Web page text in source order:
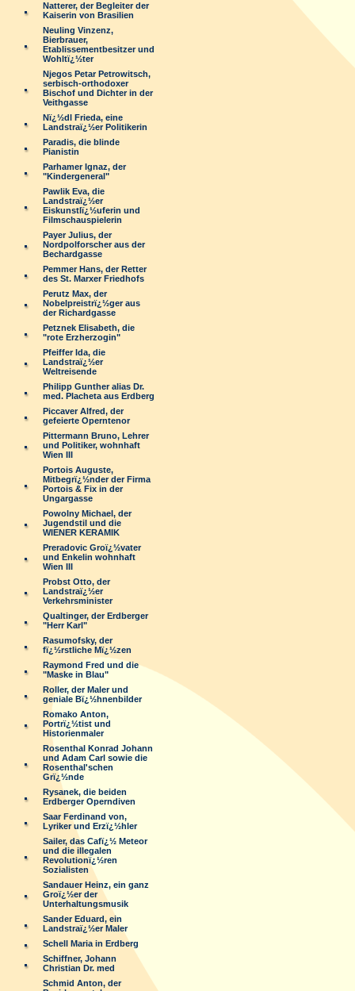
Natterer, der Begleiter der
Kaiserin von Brasilien
Neuling Vinzenz,
Bierbrauer,
Etablissementbesitzer und
Wohltï¿½ter
Njegos Petar Petrowitsch,
serbisch-orthodoxer
Bischof und Dichter in der
Veithgasse
Nï¿½dl Frieda, eine
Landstraï¿½er Politikerin
Paradis, die blinde
Pianistin
Parhamer Ignaz, der
"Kindergeneral"
Pawlik Eva, die
Landstraï¿½er
Eiskunstlï¿½uferin und
Filmschauspielerin
Payer Julius, der
Nordpolforscher aus der
Bechardgasse
Pemmer Hans, der Retter
des St. Marxer Friedhofs
Perutz Max, der
Nobelpreistrï¿½ger aus
der Richardgasse
Petznek Elisabeth, die
"rote Erzherzogin"
Pfeiffer Ida, die
Landstraï¿½er
Weltreisende
Philipp Gunther alias Dr.
med. Placheta aus Erdberg
Piccaver Alfred, der
gefeierte Operntenor
Pittermann Bruno, Lehrer
und Politiker, wohnhaft
Wien III
Portois Auguste,
Mitbegrï¿½nder der Firma
Portois & Fix in der
Ungargasse
Powolny Michael, der
Jugendstil und die
WIENER KERAMIK
Preradovic Groï¿½vater
und Enkelin wohnhaft
Wien III
Probst Otto, der
Landstraï¿½er
Verkehrsminister
Qualtinger, der Erdberger
"Herr Karl"
Rasumofsky, der
fï¿½rstliche Mï¿½zen
Raymond Fred und die
"Maske in Blau"
Roller, der Maler und
geniale Bï¿½hnenbilder
Romako Anton,
Portrï¿½tist und
Historienmaler
Rosenthal Konrad Johann
und Adam Carl sowie die
Rosenthal'schen
Grï¿½nde
Rysanek, die beiden
Erdberger Operndiven
Saar Ferdinand von,
Lyriker und Erzï¿½hler
Sailer, das Cafï¿½ Meteor
und die illegalen
Revolutionï¿½ren
Sozialisten
Sandauer Heinz, ein ganz
Groï¿½er der
Unterhaltungsmusik
Sander Eduard, ein
Landstraï¿½er Maler
Schell Maria in Erdberg
Schiffner, Johann
Christian Dr. med
Schmid Anton, der